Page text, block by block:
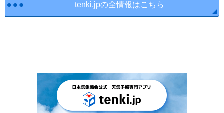
tenki.jpの全情報はこちら